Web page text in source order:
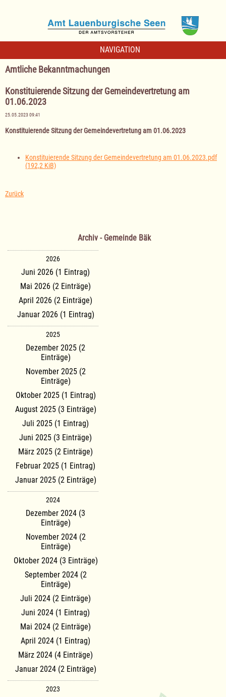
NAVIGATION
Amtliche Bekanntmachungen
Konstituierende Sitzung der Gemeindevertretung am
01.06.2023
25.05.2023 09:41
Konstituierende Sitzung der Gemeindevertretung am 01.06.2023
Konstituierende Sitzung der Gemeindevertretung am 01.06.2023.pdf
(192,2 KiB)
Zurück
Archiv - Gemeinde Bäk
2026
Juni 2026 (1 Eintrag)
Mai 2026 (2 Einträge)
April 2026 (2 Einträge)
Januar 2026 (1 Eintrag)
2025
Dezember 2025 (2
Einträge)
November 2025 (2
Einträge)
Oktober 2025 (1 Eintrag)
August 2025 (3 Einträge)
Juli 2025 (1 Eintrag)
Juni 2025 (3 Einträge)
März 2025 (2 Einträge)
Februar 2025 (1 Eintrag)
Januar 2025 (2 Einträge)
2024
Dezember 2024 (3
Einträge)
November 2024 (2
Einträge)
Oktober 2024 (3 Einträge)
September 2024 (2
Einträge)
Juli 2024 (2 Einträge)
Juni 2024 (1 Eintrag)
Mai 2024 (2 Einträge)
April 2024 (1 Eintrag)
März 2024 (4 Einträge)
Januar 2024 (2 Einträge)
2023